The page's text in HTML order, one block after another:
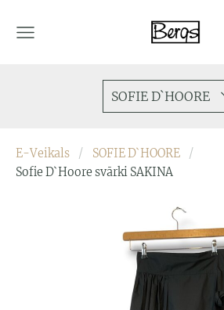
SOFIE D`HOORE
E-Veikals
SOFIE D`HOORE
Sofie D`Hoore svārki SAKINA